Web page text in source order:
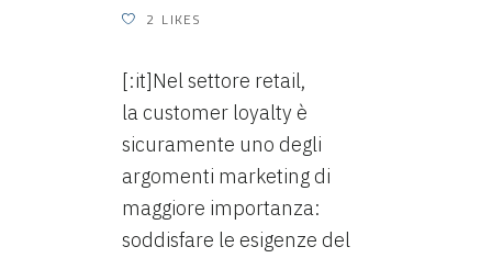
2 LIKES
[:it]Nel settore retail,
la customer loyalty è
sicuramente uno degli
argomenti marketing di
maggiore importanza:
soddisfare le esigenze del